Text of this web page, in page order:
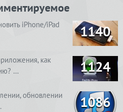
iPhone/iPad
1140
как
…
1124
обновлении
1086